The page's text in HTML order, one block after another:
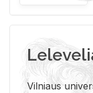
Vil­niaus